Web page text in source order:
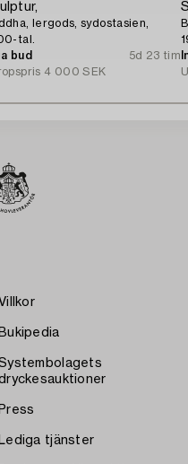
lergods, sydostasien,
tal.
bud
5d 23 tim
4 000 SEK
Villkor
Bukipedia
Press
Lediga tjänster